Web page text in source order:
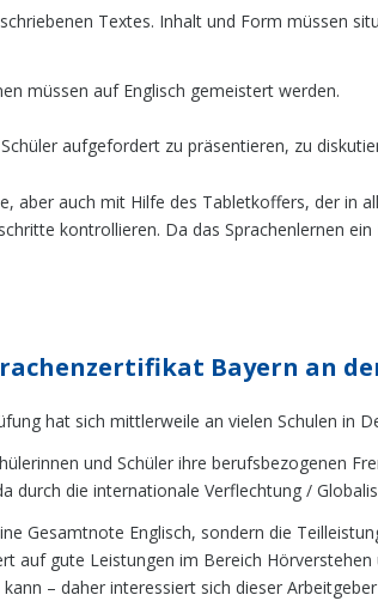
Textes. Inhalt und Form müssen
müssen auf Englisch gemeistert werden.
aufgefordert zu präsentieren, zu
aber auch mit Hilfe des Tabletkoffers, der in
kontrollieren. Da das Sprachenlernen
Bayern an
hat sich mittlerweile an vielen Schulen in
und Schüler ihre berufsbezogenen
durch die internationale Verflechtung /
Gesamtnote Englisch, sondern die
auf gute Leistungen im Bereich
– daher interessiert sich dieser